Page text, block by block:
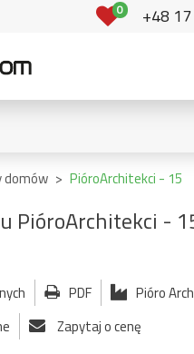
0 +48
> PióroArchitekci - 15
PióroArchitekci -
PDF
Pióro
Zapytaj o cenę